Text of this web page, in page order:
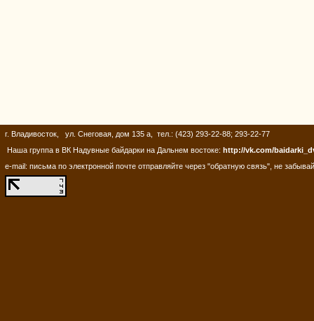
г. Владивосток, ул. Снеговая, дом 135 а, тел.: (423) 293-22-88; 293-22-77
Наша группа в ВК Надувные байдарки на Дальнем востоке: http://vk.com/
e-mail: письма по электронной почте отправляйте через "обратную связь", не